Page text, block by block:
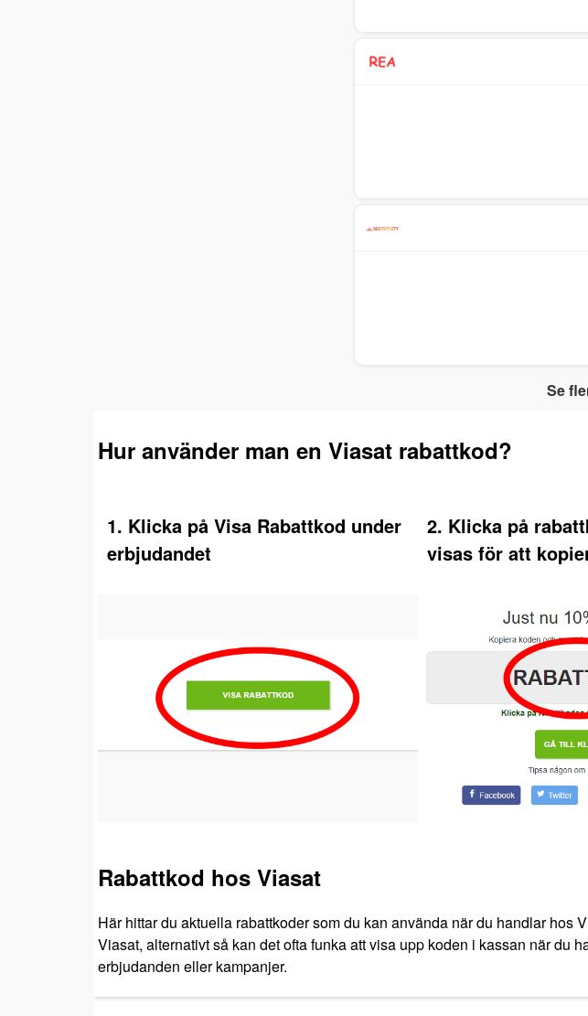
Se
Hur använder man en Viasat rabattkod?
1. Klicka på Visa Rabattkod under
erbjudandet
2. Klicka på
visas för att
Rabattkod hos Viasat
Här hittar du aktuella rabattkoder som du kan använda när du handlar
Viasat, alternativt så kan det ofta funka att visa upp koden i kassan när du
erbjudanden eller kampanjer.